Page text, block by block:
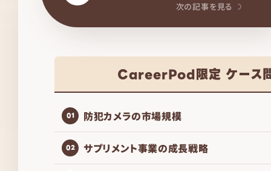
次の記事を見る
CareerPod限定 ケース
01 防犯カメラの市場規模
02 サプリメント事業の成長戦略